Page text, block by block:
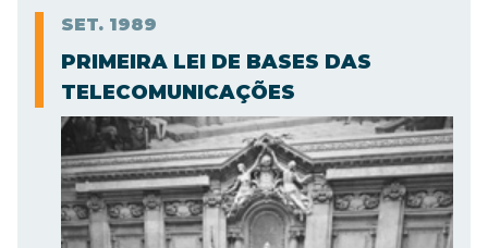
SET. 1989
PRIMEIRA LEI DE BASES DAS
TELECOMUNICAÇÕES